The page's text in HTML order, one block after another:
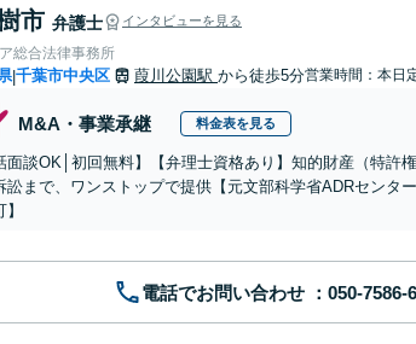
市 弁護士 インタビューを見る
総合法律事務所
|千葉市中央区 葭川公園駅 から徒歩5分営業時間：本日
M&A・事業承継 料金表を見る
面談OK│初回無料】【弁理士資格あり】知的財産（特
訟まで、ワンストップで提供【元文部科学省ADRセンタ
電話でお問い合わせ